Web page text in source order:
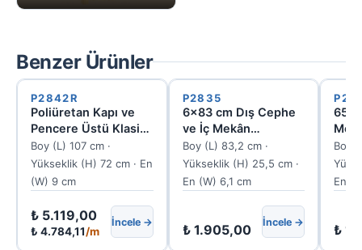
Benzer Ürünler
P2842R
Poliüretan Kapı ve
Pencere Üstü Klasik
Motifli Dekoratif
Söve Tacı P2842R
Boy (L) 107 cm ·
Yükseklik (H) 72 cm · En
(W) 9 cm
₺ 5.119,00
₺ 4.784,11/m
İncele →
P2835
6x83 cm Dış Cephe
ve İç Mekân
Poliüretan Söve Tacı
Boy (L) 83,2 cm ·
Yükseklik (H) 25,5 cm ·
En (W) 6,1 cm
₺1.905,00 İncele →
Boy
En
₺